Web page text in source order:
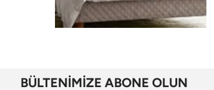
BÜLTENİMİZE ABONE OLUN